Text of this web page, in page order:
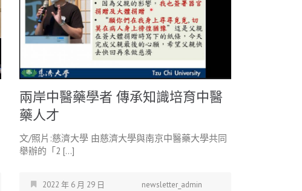
兩岸中醫藥學者 傳承知識培育中醫
藥人才
文/照片:慈濟大學 由慈濟大學與南京中醫藥大學共同
舉辦的「2 […]
2022 年 6 月 29 日
newsletter_admin